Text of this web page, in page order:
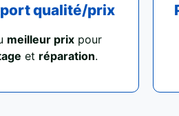
qualité/prix
meilleur prixpour
et réparation.